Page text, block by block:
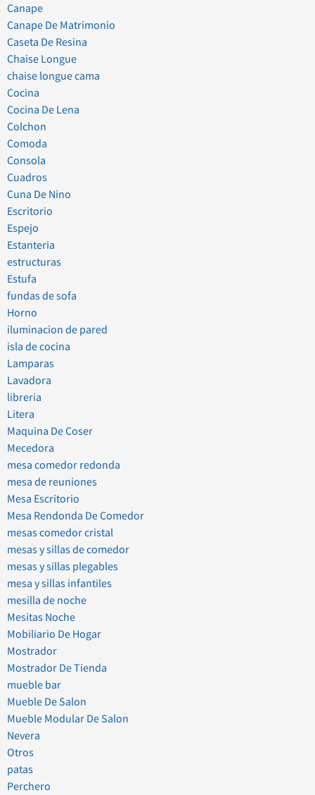
Canape
Canape De Matrimonio
Caseta De Resina
Chaise Longue
chaise longue cama
Cocina
Cocina De Lena
Colchon
Comoda
Consola
Cuadros
Cuna De Nino
Escritorio
Espejo
Estanteria
estructuras
Estufa
fundas de sofa
Horno
iluminacion de pared
isla de cocina
Lamparas
Lavadora
libreria
Litera
Maquina De Coser
Mecedora
mesa comedor redonda
mesa de reuniones
Mesa Escritorio
Mesa Rendonda De Comedor
mesas comedor cristal
mesas y sillas de comedor
mesas y sillas plegables
mesa y sillas infantiles
mesilla de noche
Mesitas Noche
Mobiliario De Hogar
Mostrador
Mostrador De Tienda
mueble bar
Mueble De Salon
Mueble Modular De Salon
Nevera
Otros
patas
Perchero